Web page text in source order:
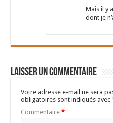
Mais il y
dont je
Laisser un commentaire
Votre adresse e-mail ne sera
obligatoires sont indiqués avec
Commentaire*